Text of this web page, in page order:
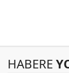
HABERE